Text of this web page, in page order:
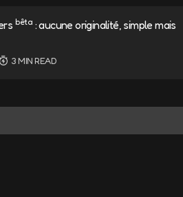
bêta : aucune originalité, simple mais
3 MIN READ